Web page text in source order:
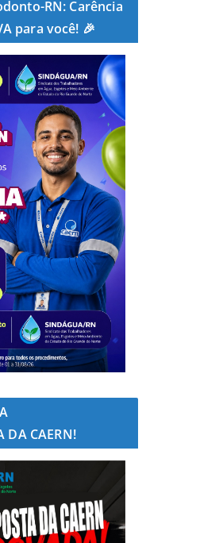
RN: Carência
para você! 🎉
DA CAERN!